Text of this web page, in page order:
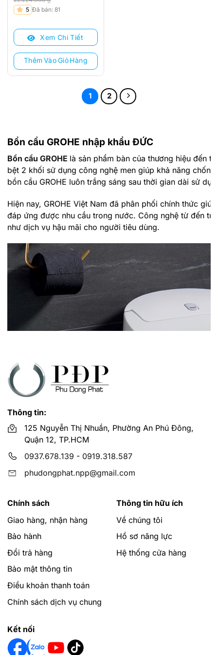
Bồn cầu GROHE nhập khẩu ĐỨC
Bồn cầu GROHE là sản phẩm bàn của thương hiệu đến
bệt 2 khối sử dụng công nghệ men giúp khả năng
bồn cầu GROHE luôn trắng sáng sau thời gian dài sử
Hiện nay, GROHE Việt Nam đã phân phối chính thức
đáp ứng được nhu cầu trong nước. Công nghệ từ đến từ
như dịch vụ hậu mãi cho người tiêu dùng.
Bồn cầu GROHE chính
Ưu điểm của bồn cầu GROHE
Thiết kế đa dạng:Cho tới thời điểm hiện tại GROHE là
trường. Phù hợp cho nhiều thiết kế đương đại cho đến
nghệ – Thiết kế – Phát triển bền vững thân thiện với môi
Dễ dàng lắp đặt và bảo trì:
Giá
là:
22.224.000 ₫.
Giá
tại
17.770.000 ₫.
5 Đã bán: 81
Xem Chi Tiết
Thêm Vào Giỏ Hàng
1 2
Thông tin:
125 Nguyễn Thị Nhuần, Phường An Phú Đông,
Quận 12, TP.HCM
0937.678.139 - 0919.318.587
phudongphat.npp@gmail.com
Chính sách
Giao hàng, nhận hàng
Bảo hành
Đổi trả hàng
Bảo mật thông tin
Điều khoản thanh toán
Chính sách dịch vụ chung
Thông tin hữu ích
Về chúng tôi
Hồ sơ năng lực
Hệ thống cửa hàng
Kết nối